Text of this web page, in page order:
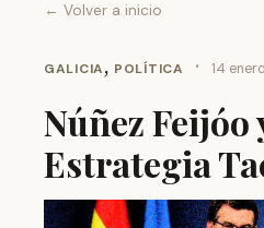
← Volver a inicio
GALICIA, POLÍTICA · 14
Núñez Feijóo
Estrategia